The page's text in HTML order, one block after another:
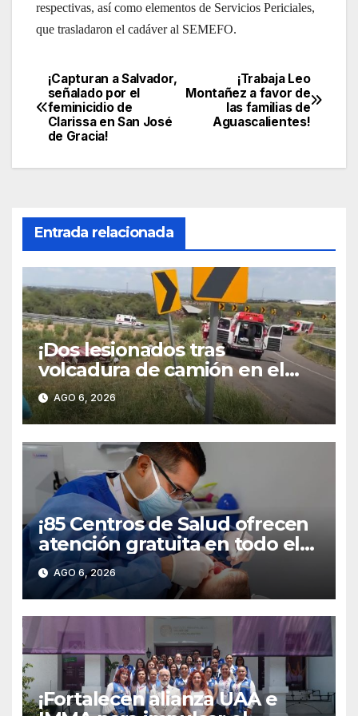
respectivas, así como elementos de Servicios Periciales,
que trasladaron el cadáver al SEMEFO.
Navegación
de
¡Trabaja Leo
Montañez a favor de
las familias de
Aguascalientes!
¡Capturan a Salvador,
señalado por el
feminicidio de
Clarissa en San José
de Gracia!
Entrada relacionada
¡Dos lesionados tras
volcadura de camión en el
libramiento carretero
poniente!
AGO 6, 2026
¡85 Centros de Salud ofrecen
atención gratuita en todo el
territorio estatal!
AGO 6, 2026
¡Fortalecen alianza UAA e